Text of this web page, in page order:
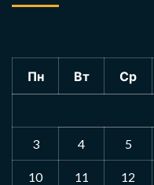
Пн Вт Ср
3 4 5
10 11 12